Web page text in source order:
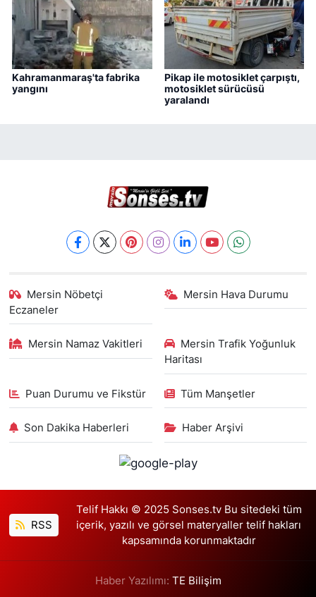
Kahramanmaraş'ta fabrika
yangını
Pikap ile motosiklet çarpıştı,
motosiklet sürücüsü
yaralandı
Mersin Nöbetçi
Eczaneler
Mersin Hava Durumu
Mersin Namaz Vakitleri
Mersin Trafik Yoğunluk
Haritası
Puan Durumu ve Fikstür Tüm Manşetler
Son Dakika Haberleri Haber Arşivi
RSS
Telif Hakkı © 2025 Sonses.tv Bu sitedeki tüm
içerik, yazılı ve görsel materyaller telif hakları
kapsamında korunmaktadır
Haber Yazılımı: TE Bilişim